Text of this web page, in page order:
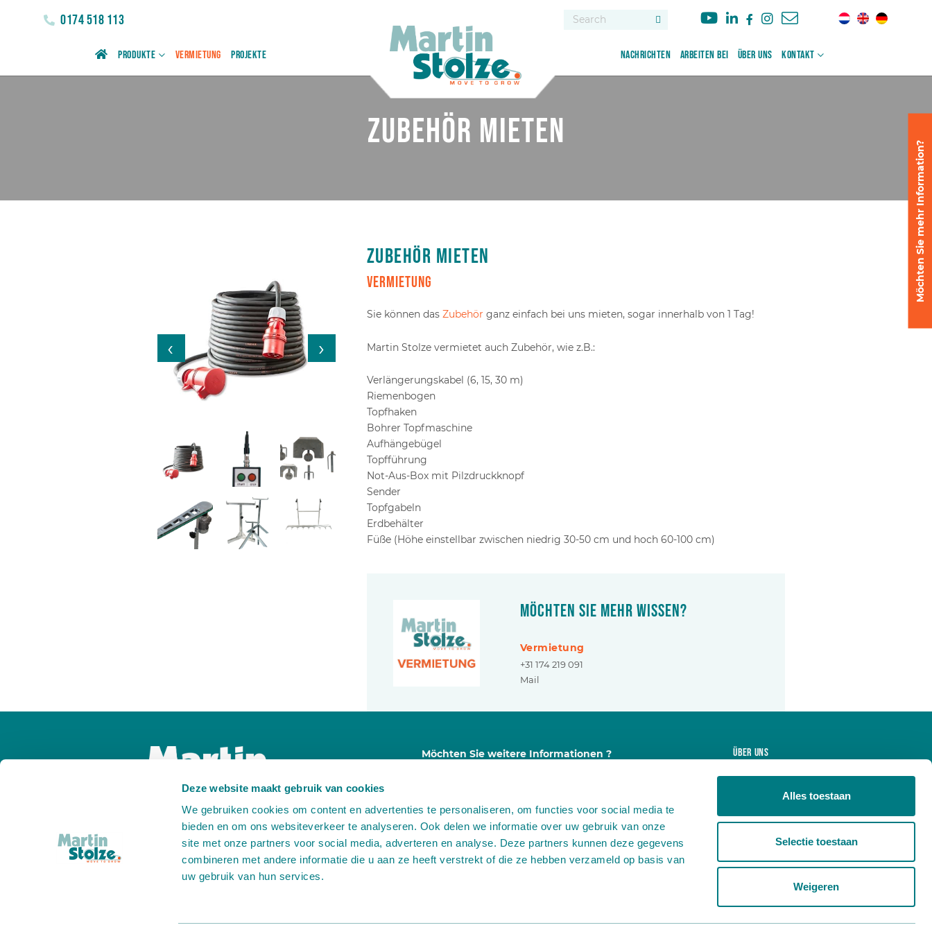
Deze website maakt gebruik van cookies
We gebruiken cookies om content en advertenties te personaliseren, om functies voor social media te
bieden en om ons websiteverkeer te analyseren. Ook delen we informatie over uw gebruik van onze
site met onze partners voor social media, adverteren en analyse. Deze partners kunnen deze gegevens
combineren met andere informatie die u aan ze heeft verstrekt of die ze hebben verzameld op basis van
uw gebruik van hun services.
Alles toestaan
Selectie toestaan
Weigeren
0174 518 113
Produkte Vermietung Projekte Nachrichten Arbeiten bei Über uns Kontakt
Zubehör mieten
Zubehör mieten
Vermietung
Sie können das Zubehör ganz einfach bei uns mieten, sogar innerhalb von 1 Tag!
Martin Stolze vermietet auch Zubehör, wie z.B.:
Verlängerungskabel (6, 15, 30 m)
Riemenbogen
Topfhaken
Bohrer Topfmaschine
Aufhängebügel
Topfführung
Not-Aus-Box mit Pilzdruckknopf
Sender
Topfgabeln
Erdbehälter
Füße (Höhe einstellbar zwischen niedrig 30-50 cm und hoch 60-100 cm)
Möchten Sie mehr wissen?
Vermietung
+31 174 219 091
Mail
Möchten Sie mehr Information?
Möchten Sie weitere Informationen ?
ALeemidden 6
2678 ME De Lier
T+31 (0)174 518 113
Einfo@martinstolze.nl
Über uns
Projekte
Nachrichten
Arbeiten bei
Kontakt